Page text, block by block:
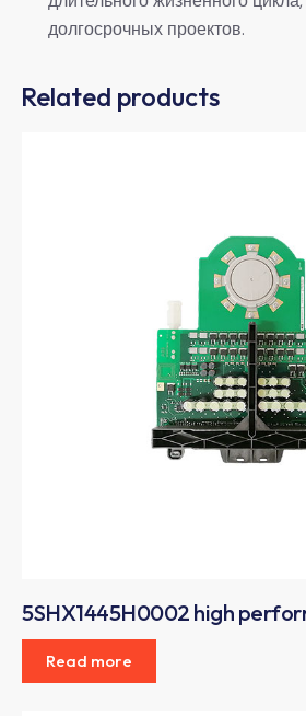
долгосрочных проектов.
Related products
5SHX1445H0002 high
Read more